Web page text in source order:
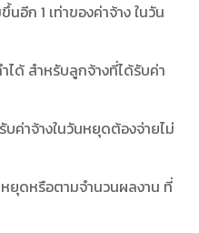
อีก 1 เท่าของค่าจ้าง ในวัน
ด้ สำหรับลูกจ้างที่ได้รับค่า
ค่าจ้างในวันหยุดต้องจ่ายไม่
หยุดหรือตามจำนวนผลงาน ที่